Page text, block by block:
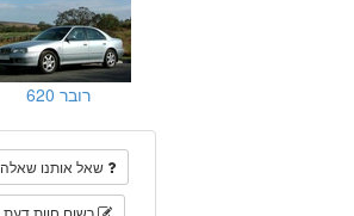
רובר 620
שאל אותנו שאלה
רשום חוות דעת